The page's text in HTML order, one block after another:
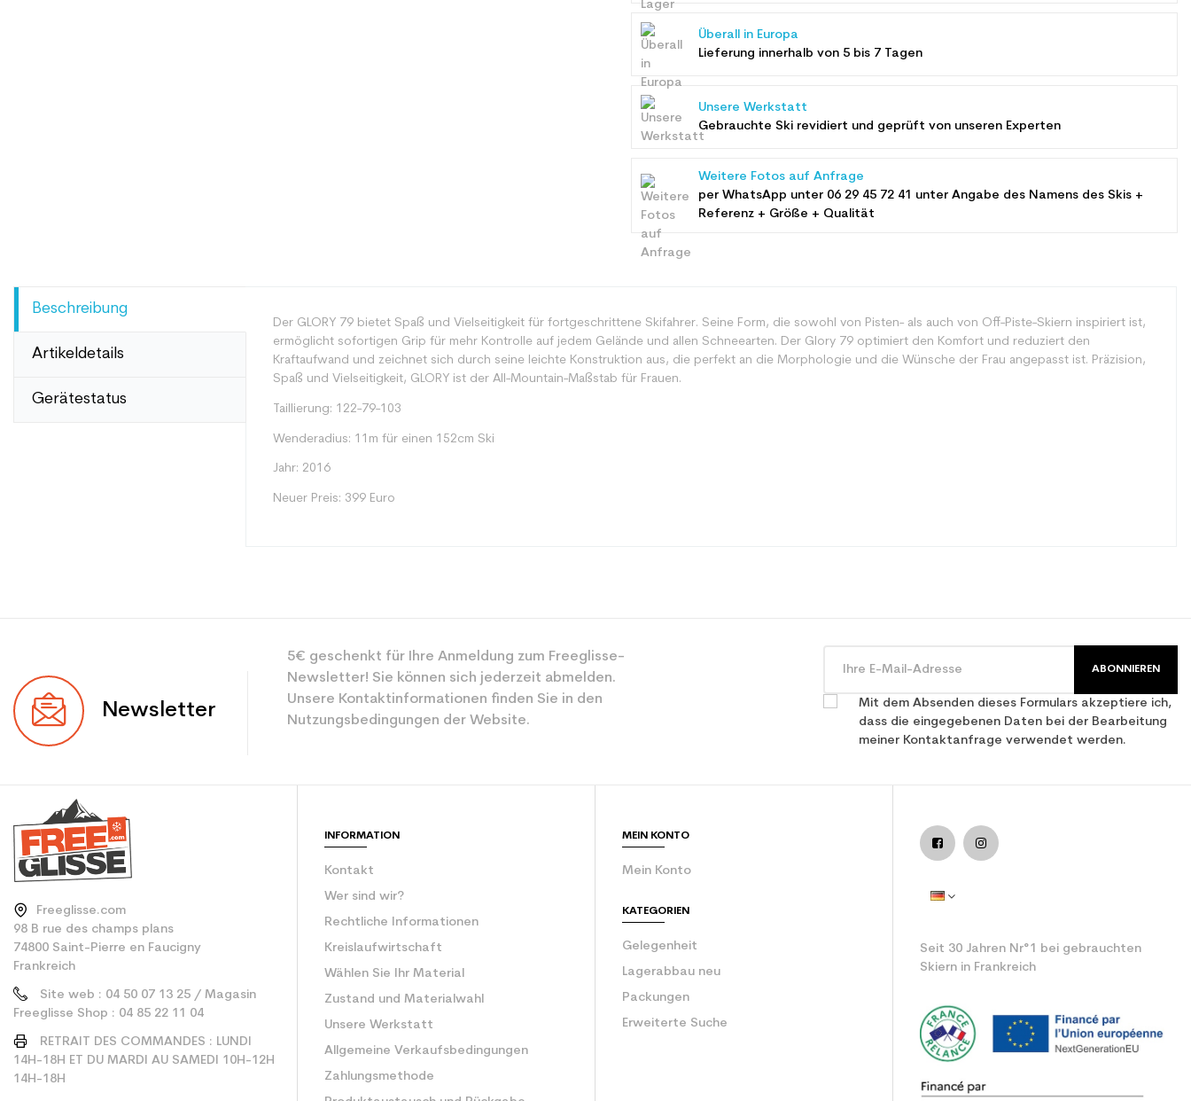
Überall in Europa
Lieferung innerhalb von 5 bis 7 Tagen
Unsere Werkstatt
Gebrauchte Ski revidiert und geprüft von unseren Experten
Weitere Fotos auf Anfrage
per WhatsApp unter 06 29 45 72 41 unter Angabe des Namens des Skis +
Referenz + Größe + Qualität
Beschreibung
Artikeldetails
Gerätestatus
Der GLORY 79 bietet Spaß und Vielseitigkeit für fortgeschrittene Skifahrer. Seine Form, die sowohl von Pisten- als auch von Off-Piste-Skiern inspiriert ist,
ermöglicht sofortigen Grip für mehr Kontrolle auf jedem Gelände und allen Schneearten. Der Glory 79 optimiert den Komfort und reduziert den
Kraftaufwand und zeichnet sich durch seine leichte Konstruktion aus, die perfekt an die Morphologie und die Wünsche der Frau angepasst ist. Präzision,
Spaß und Vielseitigkeit, GLORY ist der All-Mountain-Maßstab für Frauen.
Taillierung: 122-79-103
Wenderadius: 11m für einen 152cm Ski
Jahr: 2016
Neuer Preis: 399 Euro
Benutzer
Ebene
Type de produit Frauen benutzten Ski all mountain / allround
Newsletter
5€ geschenkt für Ihre Anmeldung zum Freeglisse-
Newsletter! Sie können sich jederzeit abmelden.
Unsere Kontaktinformationen finden Sie in den
Nutzungsbedingungen der Website.
ABONNIEREN
Mit dem Absenden dieses Formulars akzeptiere ich,
dass die eingegebenen Daten bei der Bearbeitung
meiner Kontaktanfrage verwendet werden.
Freeglisse.com
98 B rue des champs plans
74800 Saint-Pierre en Faucigny
Frankreich
Site web : 04 50 07 13 25 / Magasin
Freeglisse Shop : 04 85 22 11 04
RETRAIT DES COMMANDES : LUNDI
14H-18H ET DU MARDI AU SAMEDI 10H-12H
14H-18H
INFORMATION
Kontakt
Wer sind wir?
Rechtliche Informationen
Kreislaufwirtschaft
Wählen Sie Ihr Material
Zustand und Materialwahl
Unsere Werkstatt
Allgemeine Verkaufsbedingungen
Zahlungsmethode
MEIN KONTO
Mein Konto
KATEGORIEN
Gelegenheit
Lagerabbau neu
Packungen
Erweiterte Suche
Seit 30 Jahren Nr°1 bei gebrauchten
Skiern in Frankreich